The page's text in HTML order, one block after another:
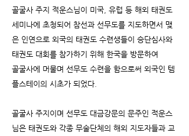
골굴사 주지 적운스님이 미국, 유럽 등 해외 태권도
세미나에 초청되어 참선과 선무도를 지도하면서 맺
은 인연으로 외국의 태권도 수련생들이 승단심사와
태권도 대회를 참가하기 위해 한국을 방문하여
골굴사에 머물며 선무도 수련을 함으로써 외국인 템
플스테이의 시초가 되었다.
골굴사 주지이며 선무도 대금강문의 문주인 적운스
님은 태권도와 각종 무술단체의 해외 지도자들과 교